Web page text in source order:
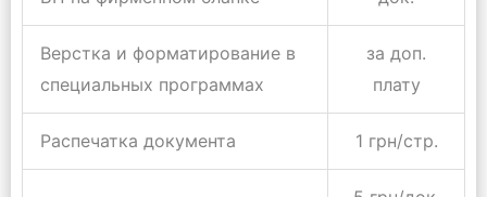
Верстка и форматирование в
специальных программах
за доп.
плату
Распечатка документа 1 грн/стр.